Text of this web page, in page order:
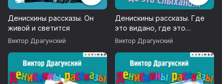
Денискины рассказы. Он
живой и светится
Виктор Драгунский
Денискины рассказы. Где
это видано, где это
слыхано.
Виктор Драгунский